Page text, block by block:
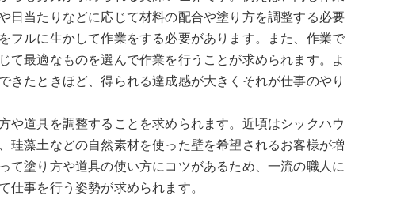
日当たりなどに応じて材料の配合や塗り方を調整する必要
フルに生かして作業をする必要があります。また、作業で
て最適なものを選んで作業を行うことが求められます。よ
きたときほど、得られる達成感が大きくそれが仕事のやり
や道具を調整することを求められます。近頃はシックハウ
珪藻土などの自然素材を使った壁を希望されるお客様が増
て塗り方や道具の使い方にコツがあるため、一流の職人に
事を行う姿勢が求められます。